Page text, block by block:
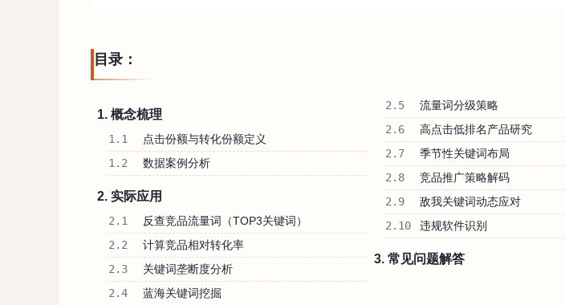
目录：
1. 概念梳理
1.1
点击份额与转化份额定义
1.2
数据案例分析
2. 实际应用
2.1
反查竞品流量词（TOP3关键词）
2.2
计算竞品相对转化率
2.3
关键词垄断度分析
2.4
蓝海关键词挖掘
2.5
流量词分级策略
2.6
高点击低排名产品研究
2.7
季节性关键词布局
2.8
竞品推广策略解码
2.9
敌我关键词动态应对
2.10
违规软件识别
3. 常见问题解答